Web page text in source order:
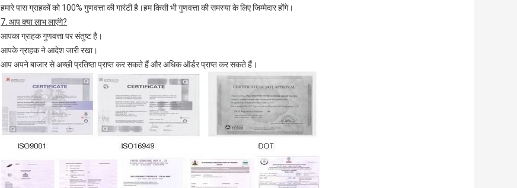
हमारे पास ग्राहकों को 100% गुणवत्ता की गारंटी है।हम किसी भी गुणवत्ता की समस्या के लिए जिम्मेदार होंगे।
7. आप क्या लाभ लाएंगे?
आपका ग्राहक गुणवत्ता पर संतुष्ट है।
आपके ग्राहक ने आदेश जारी रखा।
आप अपने बाजार से अच्छी प्रतिष्ठा प्राप्त कर सकते हैं और अधिक ऑर्डर प्राप्त कर सकते हैं।